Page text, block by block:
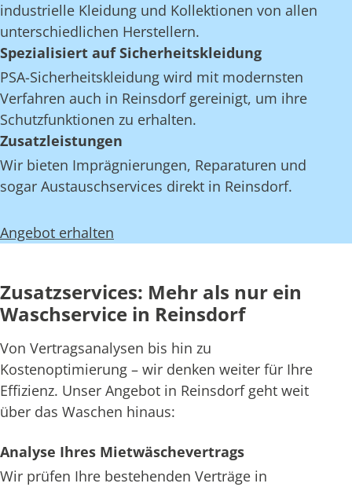
industrielle Kleidung und Kollektionen von allen
unterschiedlichen Herstellern.
Spezialisiert auf Sicherheitskleidung
PSA-Sicherheitskleidung wird mit modernsten
Verfahren auch in Reinsdorf gereinigt, um ihre
Schutzfunktionen zu erhalten.
Zusatzleistungen
Wir bieten Imprägnierungen, Reparaturen und
sogar Austauschservices direkt in Reinsdorf.
Angebot erhalten
Zusatzservices: Mehr als nur ein
Waschservice in Reinsdorf
Von Vertragsanalysen bis hin zu
Kostenoptimierung – wir denken weiter für Ihre
Effizienz. Unser Angebot in Reinsdorf geht weit
über das Waschen hinaus:
Analyse Ihres Mietwäschevertrags
Wir prüfen Ihre bestehenden Verträge in